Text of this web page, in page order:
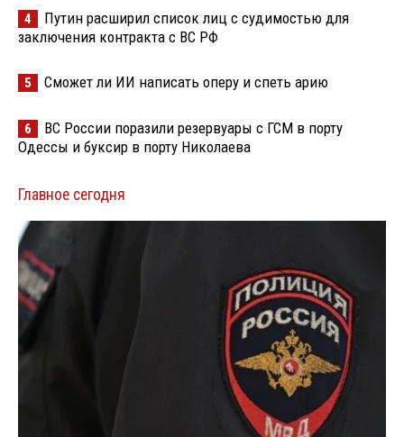
4
Путин расширил список лиц с судимостью для
заключения контракта с ВС РФ
5 Сможет ли ИИ написать оперу и спеть арию
6
ВС России поразили резервуары с ГСМ в порту
Одессы и буксир в порту Николаева
Главное сегодня